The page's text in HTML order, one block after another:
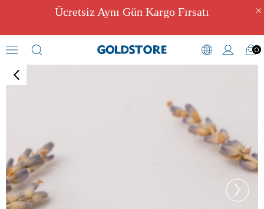
Ücretsiz Aynı Gün Kargo Fırsatı
0
Figürlü Küpeler
›